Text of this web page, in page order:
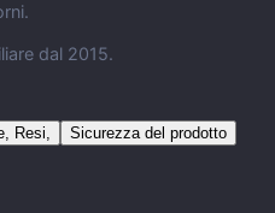
dal 2015.
Resi,
Sicurezza del prodotto